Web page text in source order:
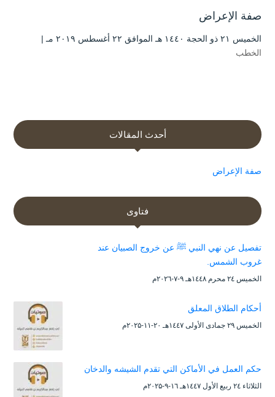
صفة الإعراض
الخميس ۲۱ ذو الحجة ۱٤٤۰ هـ الموافق ۲۲ أغسطس ۲۰۱۹ مـ |
الخطب
أحدث المقالات
صفة الإعراض
فتاوى
تفصيل عن نهي النبي ﷺ عن خروج الصبيان عند
غروب الشمس.
الخميس ۲٤ محرم ۱٤٤۸هـ ۹-۷-۲۰۲٦م
أحكام الطلاق المعلق
الخميس ۲۹ جمادى الأولى ۱٤٤۷هـ ۲۰-۱۱-۲۰۲۵م
حكم العمل في الأماكن التي تقدم الشيشه والدخان
الثلاثاء ۲٤ ربيع الأول ۱٤٤۷هـ ۱٦-۹-۲۰۲۵م